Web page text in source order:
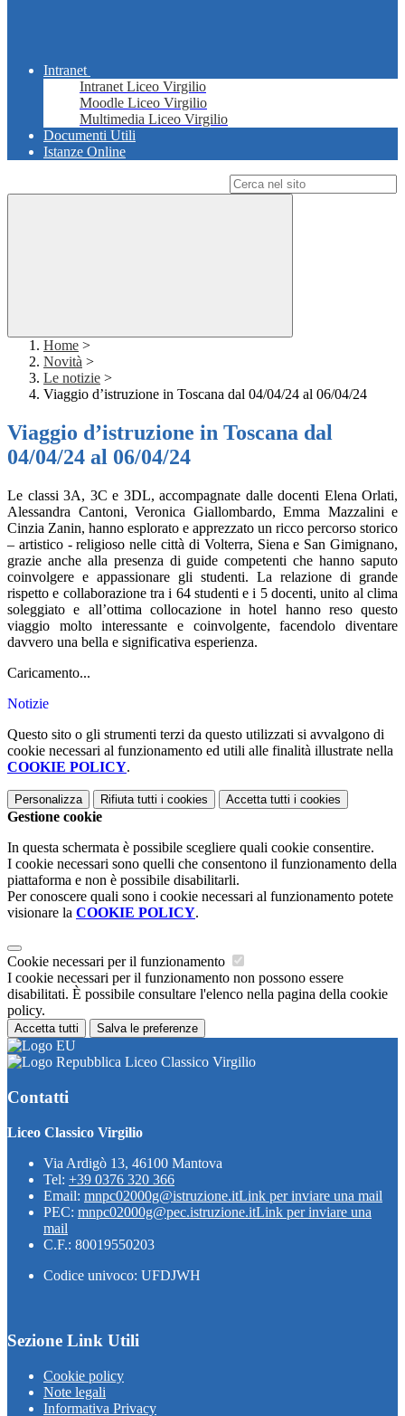
Intranet
Intranet Liceo Virgilio
Moodle Liceo Virgilio
Multimedia Liceo Virgilio
Documenti Utili
Istanze Online
Home >
Novità >
Le notizie >
Viaggio d’istruzione in Toscana dal 04/04/24 al 06/04/24
Viaggio d’istruzione in Toscana dal
04/04/24 al 06/04/24
Le classi 3A, 3C e 3DL, accompagnate dalle docenti Elena Orlati,
Alessandra Cantoni, Veronica Giallombardo, Emma Mazzalini e
Cinzia Zanin, hanno esplorato e apprezzato un ricco percorso storico
– artistico - religioso nelle città di Volterra, Siena e San Gimignano,
grazie anche alla presenza di guide competenti che hanno saputo
coinvolgere e appassionare gli studenti. La relazione di grande
rispetto e collaborazione tra i 64 studenti e i 5 docenti, unito al clima
soleggiato e all’ottima collocazione in hotel hanno reso questo
viaggio molto interessante e coinvolgente, facendolo diventare
davvero una bella e significativa esperienza.
Caricamento...
Notizie
Questo sito o gli strumenti terzi da questo utilizzati si avvalgono di
cookie necessari al funzionamento ed utili alle finalità illustrate nella
COOKIE POLICY.
Personalizza Rifiuta tutti i cookies Accetta tutti i cookies
Gestione cookie
In questa schermata è possibile scegliere quali cookie consentire.
I cookie necessari sono quelli che consentono il funzionamento della
piattaforma e non è possibile disabilitarli.
Per conoscere quali sono i cookie necessari al funzionamento potete
visionare la COOKIE POLICY.
Cookie necessari per il funzionamento
I cookie necessari per il funzionamento non possono essere
disabilitati. È possibile consultare l'elenco nella pagina della cookie
policy.
Accetta tutti Salva le preferenze
Liceo Classico Virgilio
Contatti
Liceo Classico Virgilio
Via Ardigò 13, 46100 Mantova
Tel: +39 0376 320 366
Email: mnpc02000g@istruzione.itLink per inviare una mail
PEC: mnpc02000g@pec.istruzione.itLink per inviare una
mail
C.F.: 80019550203
Codice univoco: UFDJWH
Sezione Link Utili
Cookie policy
Note legali
Informativa Privacy